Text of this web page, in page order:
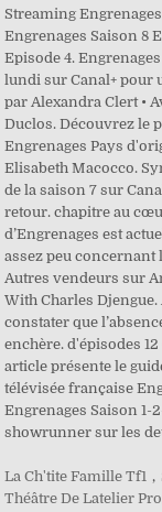
Streaming
Engrenages Saison 8
Episode 4.
lundi sur Canal+ pour
par Alexandra Clert •
Duclos. Découvrez le
Engrenages Pays
Elisabeth Macocco.
de la saison 7 sur
retour. chapitre au
d’Engrenages est
assez peu concernant
Autres vendeurs sur
With Charles
constater que
enchère. d'épisodes
article présente le
télévisée française
Engrenages Saison 1-
showrunner sur les
La Ch'tite Famille Tf1 ,
Théâtre De Latelier